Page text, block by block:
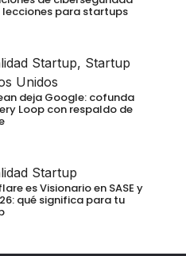
lecciones para startups
Startup, Startup
Unidos
deja Google: cofunda
Loop con respaldo de
Startup
es Visionario en SASE y
qué significa para tu